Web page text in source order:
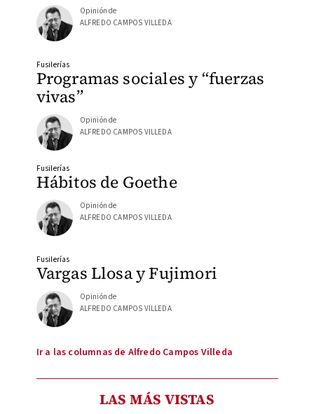
Opinión de
ALFREDO CAMPOS VILLEDA
Programas sociales y “fuerzas
vivas”
Fusilerías
Opinión de
ALFREDO CAMPOS VILLEDA
Hábitos de Goethe
Fusilerías
Opinión de
ALFREDO CAMPOS VILLEDA
Vargas Llosa y Fujimori
Fusilerías
Opinión de
ALFREDO CAMPOS VILLEDA
Ir a las columnas de Alfredo Campos Villeda
LAS MÁS VISTAS